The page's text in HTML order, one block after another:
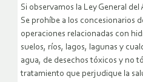
Si observamos la Ley General
Se prohíbe a los concesionarios
operaciones relacionadas con
suelos, ríos, lagos, lagunas y
agua, de desechos tóxicos y no
tratamiento que perjudique la